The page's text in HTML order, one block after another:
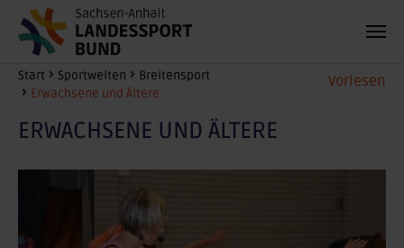
Zum Hauptinhalt springen Vorlesen
Sie sind hier:
Start Sportwelten
Breitensport
Erwachsene und Ältere
ERWACHSENE UND ÄLTERE